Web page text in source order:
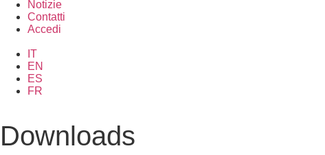
Notizie
Contatti
Accedi
IT
EN
ES
FR
Downloads